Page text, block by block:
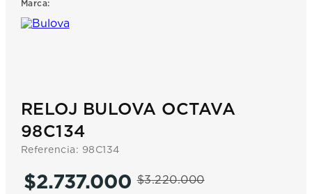
Marca:
RELOJ BULOVA OCTAVA
98C134
Referencia: 98C134
$3.220.000
$2.737.000